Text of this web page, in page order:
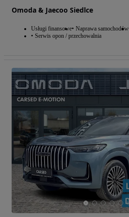
Omoda & Jaecoo Siedlce
Usługi finansowe Naprawa samochodów
Serwis opon / przechowalnia